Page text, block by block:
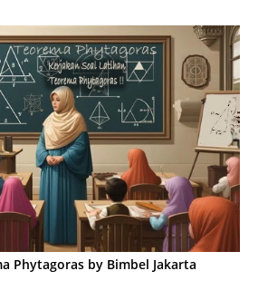
Phytagoras by Bimbel Jakarta